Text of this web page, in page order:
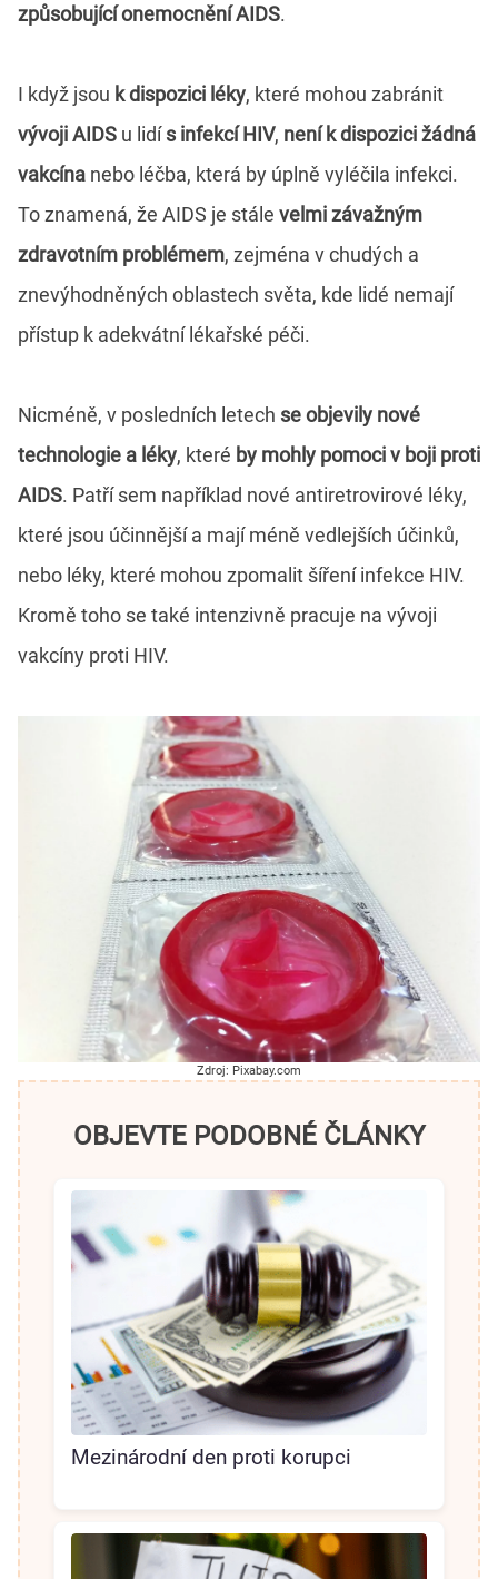
způsobující onemocnění AIDS.
I když jsou k dispozici léky, které mohou zabránit
vývoji AIDS u lidís infekcí HIV, není k dispozici žádná
vakcína nebo léčba, která by úplně vyléčila infekci.
To znamená, že AIDS je stále velmi závažným
zdravotním problémem, zejména v chudých a
znevýhodněných oblastech světa, kde lidé nemají
přístup k adekvátní lékařské péči.
Nicméně, v posledních letech se objevily nové
technologie a léky, které by mohly pomoci v boji proti
AIDS. Patří sem například nové antiretrovirové léky,
které jsou účinnější a mají méně vedlejších účinků,
nebo léky, které mohou zpomalit šíření infekce HIV.
Kromě toho se také intenzivně pracuje na vývoji
vakcíny proti HIV.
Zdroj: Pixabay.com
OBJEVTE PODOBNÉ ČLÁNKY
Mezinárodní den proti korupci